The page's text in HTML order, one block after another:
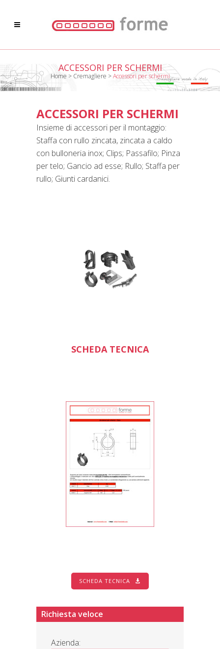
ACCESSORI PER SCHERMI
Home > Cremagliere >Accessori per schermi
ACCESSORI PER SCHERMI
Insieme di accessori per il montaggio:
Staffa con rullo zincata, zincata a caldo
con bulloneria inox; Clips; Passafilo; Pinza
per telo; Gancio ad esse; Rullo; Staffa per
rullo; Giunti cardanici.
SCHEDA TECNICA
SCHEDA TECNICA
Richiesta veloce
Azienda: